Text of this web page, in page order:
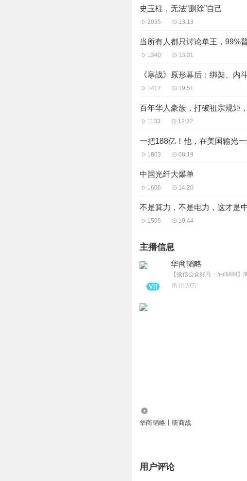
史玉柱，无法“删除”自己
2035 13:13
当所有人都只讨论单王，99%
1340 13:31
《寒战》原形幕后：绑架、
1417 19:51
百年华人豪族，打破祖宗规矩，
1133 12:32
一把188亿！他，在美国输光
1803 08:19
中国光纤大爆单
1606 14:20
不是算力，不是电力，这才是
1505 10:44
主播信息
华商韬略
【微信公众账号：hstl8888
10.28万
华商韬略丨听商战
用户评论